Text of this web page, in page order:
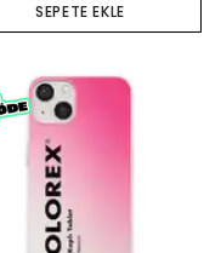
SEPETE EKLE